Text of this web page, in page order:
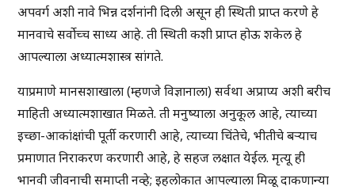
अपवर्ग अशी नावे भिन्न दर्शनांनी दिली असून ही स्थिती प्राप्त करणे हे
मानवाचे सर्वोच्च साध्य आहे. ती स्थिती कशी प्राप्त होऊ शकेल हे
आपल्याला अध्यात्मशास्त्र सांगते.
याप्रमाणे मानसशाखाला (म्हणजे विज्ञानाला) सर्वथा अप्राप्य अशी बरीच
माहिती अध्यात्मशाखात मिळते. ती मनुष्याला अनुकूल आहे, त्याच्या
इच्छा-आकांक्षांची पूर्ती करणारी आहे, त्याच्या चिंतेचे, भीतीचे बर्‍याच
प्रमाणात निराकरण करणारी आहे, हे सहज लक्षात येईल. मृत्यू ही
भानवी जीवनाची समाप्ती नव्हे; इहलोकात आपल्याला मिळू दाकणान्या